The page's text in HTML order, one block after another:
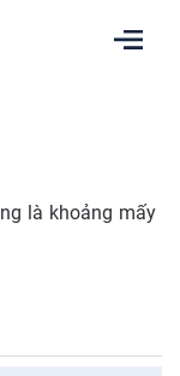
là khoảng mấy